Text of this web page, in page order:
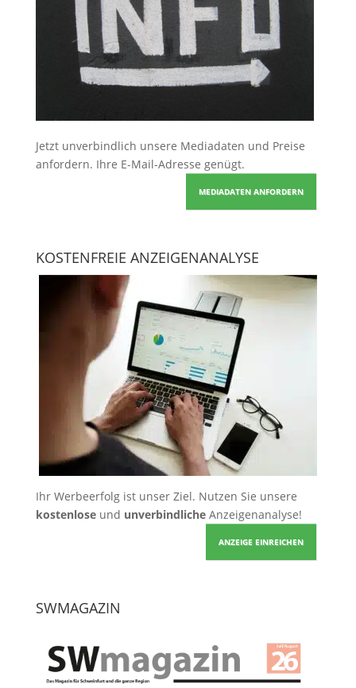
Jetzt unverbindlich unsere Mediadaten und Preise
anfordern. Ihre E-Mail-Adresse genügt.
MEDIADATEN ANFORDERN
KOSTENFREIE ANZEIGENANALYSE
Ihr Werbeerfolg ist unser Ziel. Nutzen Sie unsere
kostenloseund unverbindlicheAnzeigenanalyse!
ANZEIGE EINREICHEN
SWMAGAZIN